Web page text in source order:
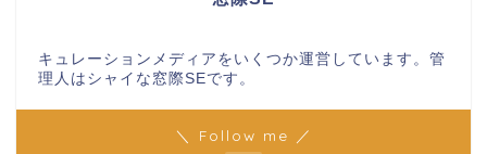
キュレーションメディアをいくつか運営しています。管
理人はシャイな窓際SEです。
＼ Follow me ／